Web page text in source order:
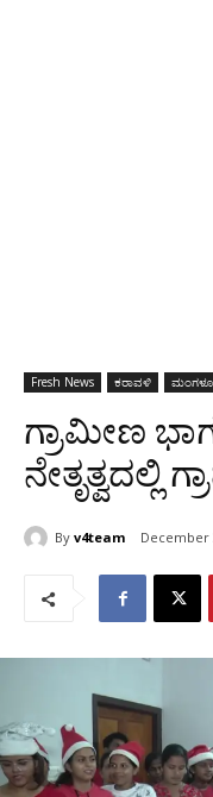
Fresh News ಕರಾವಳಿ
ಗ್ರಾಮೀಣ
By v4team December